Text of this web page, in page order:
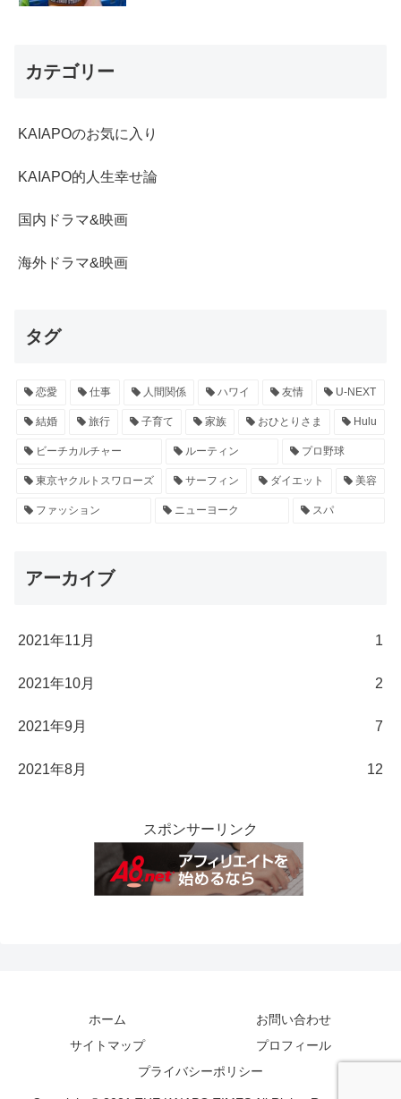
カテゴリー
KAIAPOのお気に入り
KAIAPO的人生幸せ論
国内ドラマ&映画
海外ドラマ&映画
タグ
恋愛 仕事 人間関係 ハワイ 友情 U-NEXT
結婚 旅行 子育て 家族 おひとりさま Hulu
ビーチカルチャー ルーティン プロ野球
東京ヤクルトスワローズ サーフィン ダイエット 美容
ファッション ニューヨーク スパ
アーカイブ
2021年11月 1
2021年10月 2
2021年9月 7
2021年8月 12
スポンサーリンク
ホーム
お問い合わせ
サイトマップ
プロフィール
プライバシーポリシー